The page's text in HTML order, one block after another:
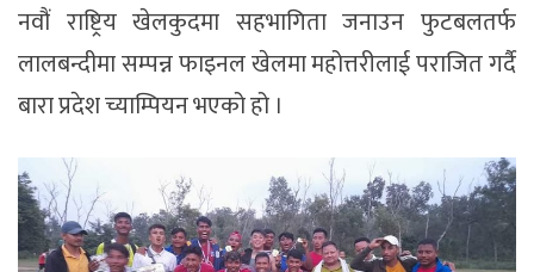
नवौं राष्ट्रिय खेलकुदमा सहभागिता जनाउन फुटबलतर्फ
लालबन्दीमा सम्पन्न फाइनल खेलमा महोत्तरीलाई पराजित गर्दै
बारा प्रदेश च्याम्पियन भएको हो ।